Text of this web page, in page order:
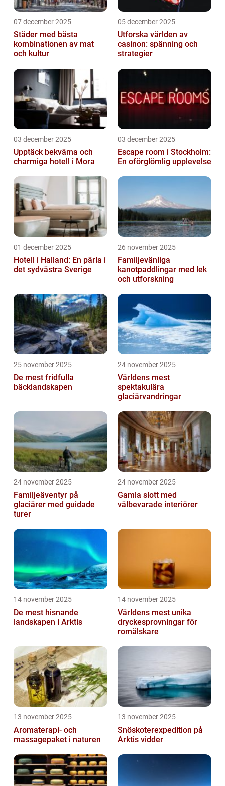
07 december 2025
Städer med bästa
kombinationen av mat
och kultur
05 december 2025
Utforska världen av
casinon: spänning och
strategier
03 december 2025
Upptäck bekväma och
charmiga hotell i Mora
03 december 2025
Escape room i Stockholm:
En oförglömlig upplevelse
01 december 2025
Hotell i Halland: En pärla i
det sydvästra Sverige
26 november 2025
Familjevänliga
kanotpaddlingar med lek
och utforskning
25 november 2025
De mest fridfulla
bäcklandskapen
24 november 2025
Världens mest
spektakulära
glaciärvandringar
24 november 2025
Familjeäventyr på
glaciärer med guidade
turer
24 november 2025
Gamla slott med
välbevarade interiörer
14 november 2025
De mest hisnande
landskapen i Arktis
14 november 2025
Världens mest unika
dryckesprovningar för
romälskare
13 november 2025
Aromaterapi- och
massagepaket i naturen
13 november 2025
Snöskoterexpedition på
Arktis vidder